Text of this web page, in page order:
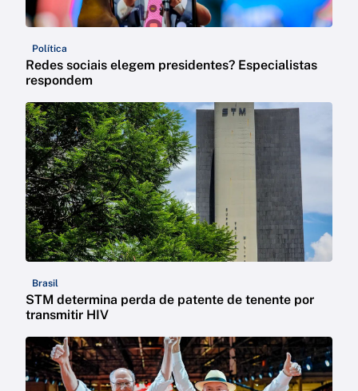
Política
Redes sociais elegem presidentes? Especialistas
respondem
Brasil
STM determina perda de patente de tenente por
transmitir HIV